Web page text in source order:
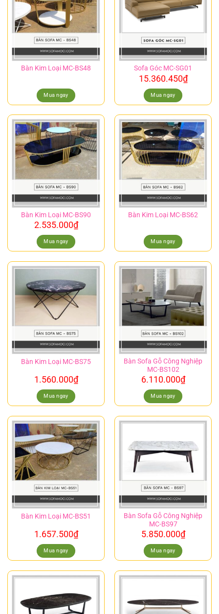
Bàn Kim Loại MC-BS48
Mua ngay
Sofa Góc MC-SG01
15.360.450₫
Mua ngay
Bàn Kim Loại MC-BS90
2.535.000₫
Mua ngay
Bàn Kim Loại MC-BS62
Mua ngay
Bàn Kim Loại MC-BS75
1.560.000₫
Mua ngay
Bàn Sofa Gỗ Công Nghiệp
MC-BS102
6.110.000₫
Mua ngay
Bàn Kim Loại MC-BS51
1.657.500₫
Mua ngay
Bàn Sofa Gỗ Công Nghiệp
MC-BS97
5.850.000₫
Mua ngay